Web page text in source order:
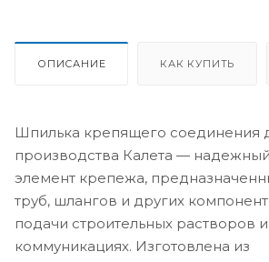
ОПИСАНИЕ КАК КУПИТЬ
Шпилька крепящего соединения
производства Калета —
элемент крепежа,
труб, шлангов и других
подачи строительных растворов
коммуникациях. Изготовлена из